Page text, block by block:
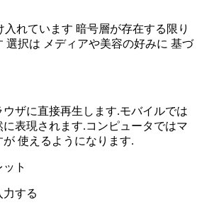
入れています 暗号層が存在する限り
選択は メディアや美容の好みに 基づ
ザに直接再生します.モバイルでは
表現されます.コンピュータではマ
使えるようになります.
ト
する